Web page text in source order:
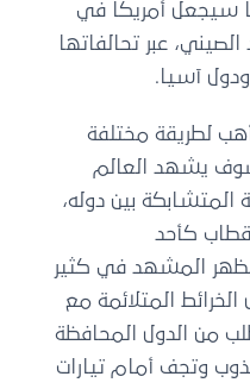
سيجعل أمريكا في
عبر تحالفاتها
آسيا.
لطريقة مختلفة
يشهد العالم
بين دوله،
كأحد
المشهد في كثير
المتلائمة مع
من الدول المحافظة
وتجف أمام تيارات